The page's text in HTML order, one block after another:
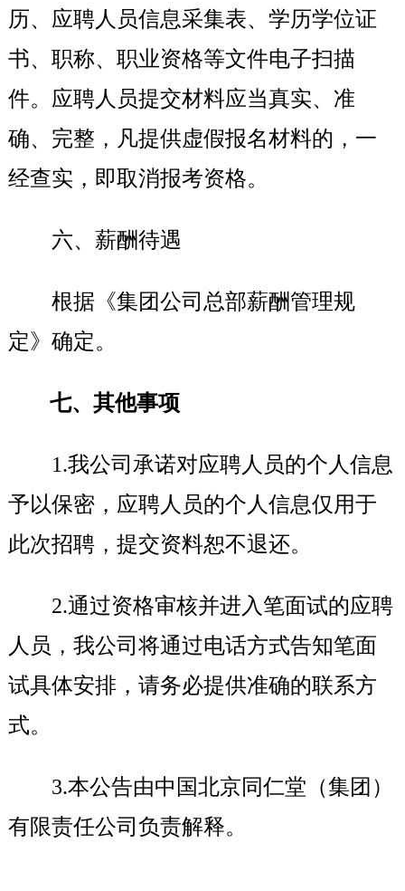
历、应聘人员信息采集表、学历学位证
书、职称、职业资格等文件电子扫描
件。应聘人员提交材料应当真实、准
确、完整，凡提供虚假报名材料的，一
经查实，即取消报考资格。
六、薪酬待遇
根据《集团公司总部薪酬管理规
定》确定。
七、其他事项
1.我公司承诺对应聘人员的个人信息
予以保密，应聘人员的个人信息仅用于
此次招聘，提交资料恕不退还。
2.通过资格审核并进入笔面试的应聘
人员，我公司将通过电话方式告知笔面
试具体安排，请务必提供准确的联系方
式。
3.本公告由中国北京同仁堂（集团）
有限责任公司负责解释。